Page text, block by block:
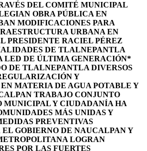
DEL COMITÉ MUNICIPAL
OBRA PÚBLICA EN
MODIFICACIONES PARA
URBANA EN
PRESIDENTE RACIEL PÉREZ
DE TLALNEPANTLA
LED DE ÚLTIMA GENERACIÓN*
DE TLALNEPANTLA DIVERSOS
Y
MATERIA DE AGUA POTABLE Y
TRABAJO CONJUNTO
MUNICIPAL Y CIUDADANÍA HA
MÁS UNIDAS Y
PREVENTIVAS
GOBIERNO DE NAUCALPAN Y
LOGRAN
POR LAS FUERTES